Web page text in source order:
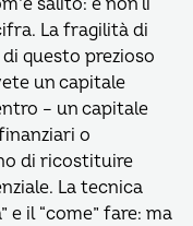
salito: e non li
La fragilità di
questo prezioso
un capitale
– un capitale
o
di ricostituire
La tecnica
e il “come” fare: ma